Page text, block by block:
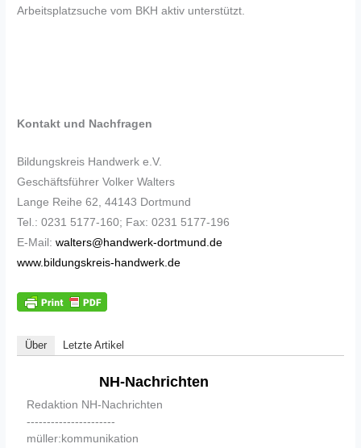
Arbeitsplatzsuche vom BKH aktiv unterstützt.
Kontakt und Nachfragen
Bildungskreis Handwerk e.V.
Geschäftsführer Volker Walters
Lange Reihe 62, 44143 Dortmund
Tel.: 0231 5177-160; Fax: 0231 5177-196
E-Mail:walters@handwerk-dortmund.de
www.bildungskreis-handwerk.de
Über Letzte Artikel
NH-Nachrichten
Redaktion NH-Nachrichten
----------------------
müller:kommunikation